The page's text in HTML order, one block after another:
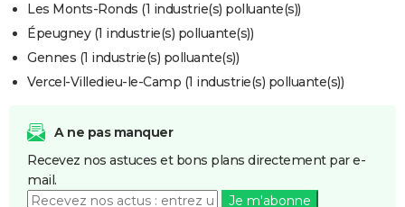
Les Monts-Ronds (1 industrie(s) polluante(s))
Épeugney (1 industrie(s) polluante(s))
Gennes (1 industrie(s) polluante(s))
Vercel-Villedieu-le-Camp (1 industrie(s) polluante(s))
A ne pas manquer
Recevez nos astuces et bons plans directement par e-
mail.
Je m'abonne